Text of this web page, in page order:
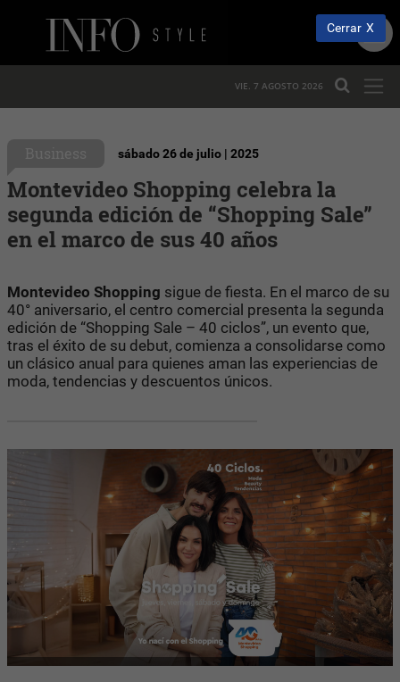
VIE. 7 AGOSTO 2026
sábado 26 de julio | 2025
Montevideo Shopping celebra la
segunda edición de “Shopping Sale”
en el marco de sus 40 años
Montevideo Shopping sigue de fiesta. En el marco de su
40° aniversario, el centro comercial presenta la segunda
edición de “Shopping Sale – 40 ciclos”, un evento que,
tras el éxito de su debut, comienza a consolidarse como
un clásico anual para quienes aman las experiencias de
moda, tendencias y descuentos únicos.
Cerrar